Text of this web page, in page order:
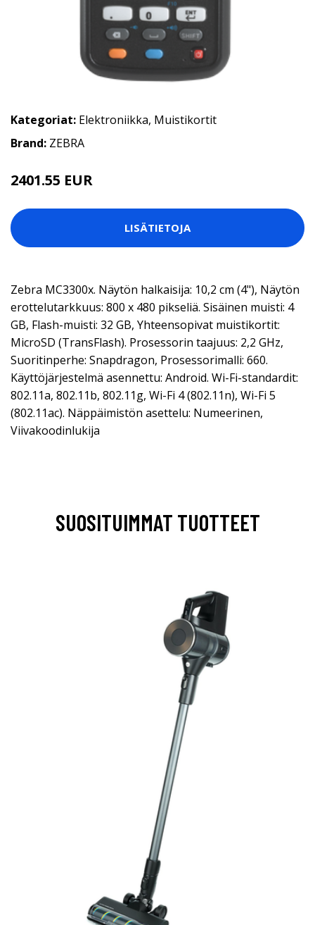
Kategoriat: Elektroniikka, Muistikortit
Brand: ZEBRA
2401.55 EUR
LISÄTIETOJA
Zebra MC3300x. Näytön halkaisija: 10,2 cm (4"), Näytön
erottelutarkkuus: 800 x 480 pikseliä. Sisäinen muisti: 4
GB, Flash-muisti: 32 GB, Yhteensopivat muistikortit:
MicroSD (TransFlash). Prosessorin taajuus: 2,2 GHz,
Suoritinperhe: Snapdragon, Prosessorimalli: 660.
Käyttöjärjestelmä asennettu: Android. Wi-Fi-standardit:
802.11a, 802.11b, 802.11g, Wi-Fi 4 (802.11n), Wi-Fi 5
(802.11ac). Näppäimistön asettelu: Numeerinen,
Viivakoodinlukija
SUOSITUIMMAT TUOTTEET